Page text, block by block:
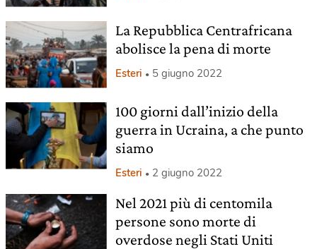
La Repubblica Centrafricana
abolisce la pena di morte
Esteri 5 giugno 2022
100 giorni dall’inizio della
guerra in Ucraina, a che punto
siamo
Esteri 2 giugno 2022
Nel 2021 più di centomila
persone sono morte di
overdose negli Stati Uniti